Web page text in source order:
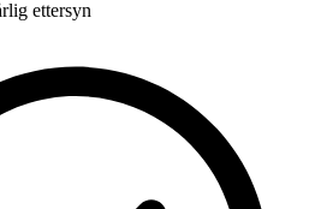
ettersyn